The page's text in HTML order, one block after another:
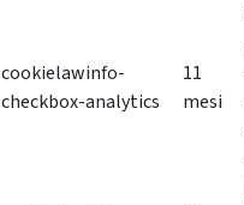
cookielawinfo-
checkbox-analytics
11
mesi